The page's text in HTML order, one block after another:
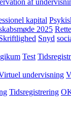
af
kapital
2025
Snyd
Test
undervisning
Tidsregistrering